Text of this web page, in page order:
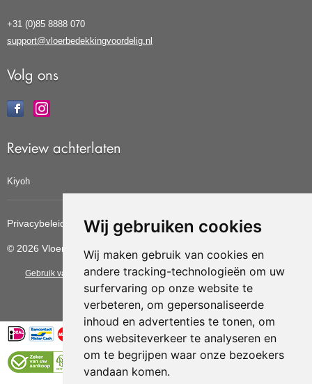
Wij gebruiken cookies
Wij maken gebruik van cookies en
andere tracking-technologieën om uw
surfervaring op onze website te
verbeteren, om gepersonaliseerde
inhoud en advertenties te tonen, om
ons websiteverkeer te analyseren en
om te begrijpen waar onze bezoekers
vandaan komen.
+31 (0)85 8888 070
support@vloerbedekkingvoordelig.nl
Volg ons
Review achterlaten
Kiyoh
Privacybeleid Cookiebeleid Update cookies voorkeuren
© 2026 Vloerbedekkingvoordelig
Gebruik van deze site betekent dat u dealgemene voorwaarden van CBW